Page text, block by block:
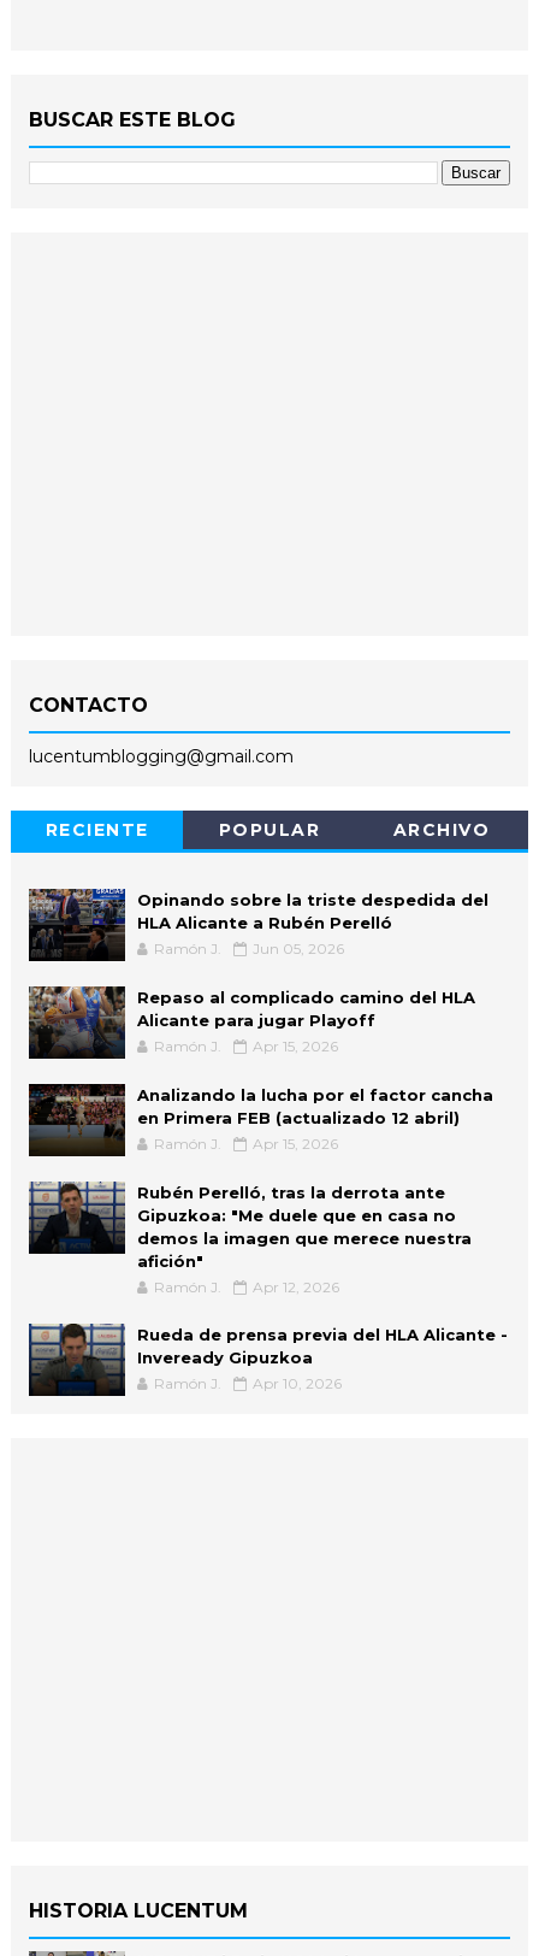
BUSCAR ESTE BLOG
CONTACTO
lucentumblogging@gmail.com
RECIENTE POPULAR ARCHIVO
Opinando sobre la triste despedida del
HLA Alicante a Rubén Perelló
Ramón J. Jun 05, 2026
Repaso al complicado camino del HLA
Alicante para jugar Playoff
Ramón J. Apr 15, 2026
Analizando la lucha por el factor cancha
en Primera FEB (actualizado 12 abril)
Ramón J. Apr 15, 2026
Rubén Perelló, tras la derrota ante
Gipuzkoa: "Me duele que en casa no
demos la imagen que merece nuestra
afición"
Ramón J. Apr 12, 2026
Rueda de prensa previa del HLA Alicante -
Inveready Gipuzkoa
Ramón J. Apr 10, 2026
HISTORIA LUCENTUM